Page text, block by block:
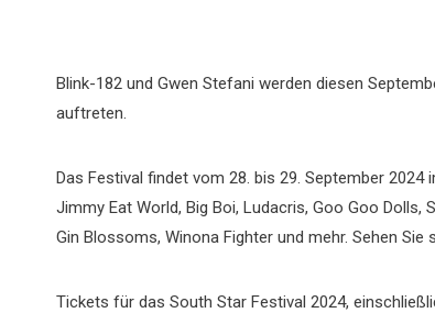
Blink-182 und Gwen Stefani werden diesen
auftreten.
Das Festival findet vom 28. bis 29. September
Jimmy Eat World, Big Boi, Ludacris, Goo Goo Dolls,
Gin Blossoms, Winona Fighter und mehr. Sehen
Tickets für das South Star Festival 2024,